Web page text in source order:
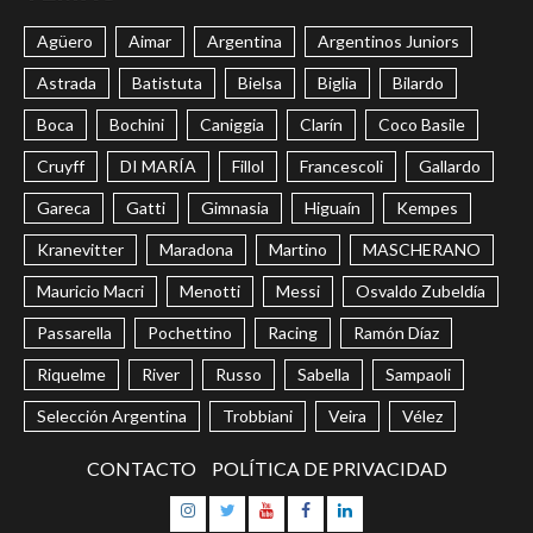
Agüero Aimar Argentina Argentinos Juniors
Astrada Batistuta Bielsa Biglia Bilardo
Boca Bochini Caniggia Clarín Coco Basile
Cruyff DI MARÍA Fillol Francescoli Gallardo
Gareca Gatti Gimnasia Higuaín Kempes
Kranevitter Maradona Martino MASCHERANO
Mauricio Macri Menotti Messi Osvaldo Zubeldía
Passarella Pochettino Racing Ramón Díaz
Riquelme River Russo Sabella Sampaoli
Selección Argentina Trobbiani Veira Vélez
CONTACTO POLÍTICA DE PRIVACIDAD
Instagram
Twitter
Youtube
Facebook
LinkedIn